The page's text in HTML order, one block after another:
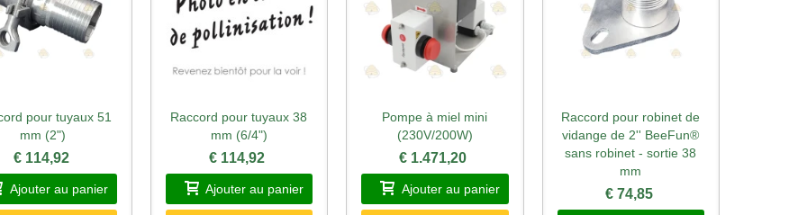
rapide
pour tuyaux 51
mm (2")
€ 114,92
Ajouter au panier
Aperçu rapide
Raccord pour tuyaux 38
mm (6/4")
€ 114,92
Ajouter au panier
Aperçu rapide
Pompe à miel mini
(230V/200W)
€ 1.471,20
Ajouter au panier
Aperçu rapide
Raccord pour robinet de
vidange de 2'' BeeFun®
sans robinet - sortie 38
mm
€ 74,85